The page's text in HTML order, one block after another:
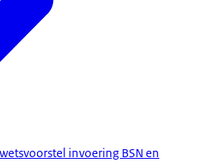
invoering BSN en